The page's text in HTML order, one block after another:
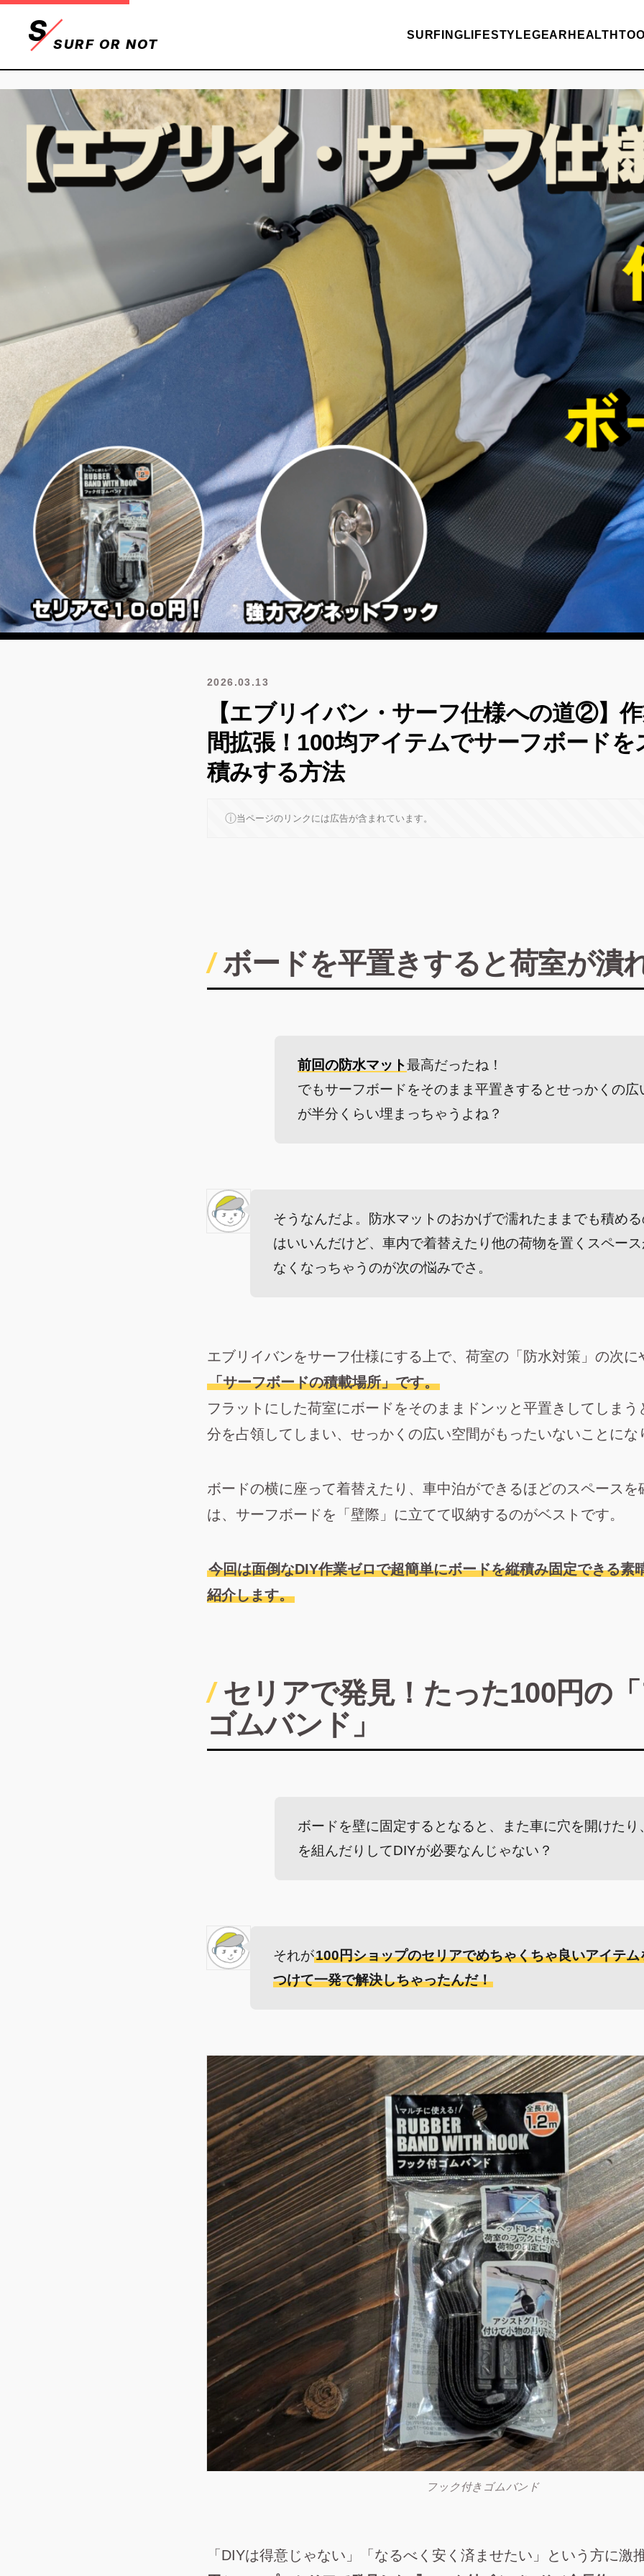
SURF OR NOT
S SURFING LIFESTYLEGEAR HEALTH
2026.03.13
【エブリイバン・サーフ仕様への道②】
間拡張！100均アイテムでサーフボードを
積みする方法
ⓘ当ページのリンクには広告が含まれています。
ボードを平置きすると荷室が潰
前回の防水マット最高だったね！
でもサーフボードをそのまま平置きするとせっかくの広
が半分くらい埋まっちゃうよね？
そうなんだよ。防水マットのおかげで濡れたままでも積め
はいいんだけど、車内で着替えたり他の荷物を置くスペー
なくなっちゃうのが次の悩みでさ。
エブリイバンをサーフ仕様にする上で、荷室の「防水対策」の次に
「サーフボードの積載場所」です。
フラットにした荷室にボードをそのままドンッと平置きしてしまう
分を占領してしまい、せっかくの広い空間がもったいないことにな
ボードの横に座って着替えたり、車中泊ができるほどのスペースを
は、サーフボードを「壁際」に立てて収納するのがベストです。
今回は面倒なDIY作業ゼロで超簡単にボードを縦積み固定できる素
紹介します。
セリアで発見！たった100円の
ゴムバンド」
ボードを壁に固定するとなると、また車に穴を開けたり
を組んだりしてDIYが必要なんじゃない？
それが100円ショップのセリアでめちゃくちゃ良いアイテム
つけて一発で解決しちゃったんだ！
フック付きゴムバンド
「DIYは得意じゃない」「なるべく安く済ませたい」という方に激